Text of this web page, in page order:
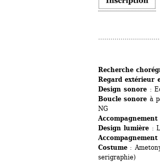
Recherche
Regard extérieur
Design sonore :
Boucle sonore à
NG
Design lumière :
Costume :
serigraphie)